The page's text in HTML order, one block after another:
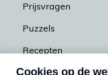
Prijsvragen
Puzzels
Recepten
Podcasts